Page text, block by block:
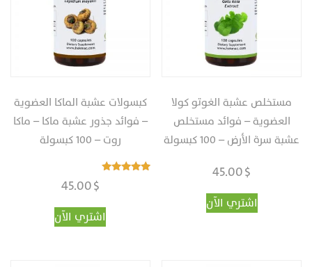
مستخلص عشبة الغوتو كولا
العضوية‎ – فوائد مستخلص
عشبة سرة الأرض‎ – ‎‏100 كبسولة
45.00$
اشتري الآن
كبسولات عشبة الماكا العضوية
– فوائد جذور عشبة ماكا – ماكا
روت‎ – ‎‏100 كبسولة
45.00$
اشتري الآن